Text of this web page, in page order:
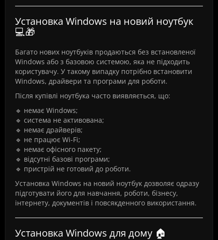
Установка Windows на новий ноутбук
💻🎁
Багато нових ноутбуків продаються без встановленої
Windows або з базовою системою, яка не підходить
користувачу. У такому випадку потрібно встановити
Windows, драйвери та програми для роботи.
Після купівлі ноутбука часто виявляється, що:
🔹 немає Windows;
🔹 система не активована;
🔹 немає драйверів;
🔹 не працює Wi-Fi;
🔹 немає офісного пакету;
🔹 відсутні базові програми;
🔹 пристрій не готовий до роботи.
Установка Windows на новий ноутбук дозволяє одразу
підготувати його для навчання, роботи, бізнесу,
інтернету, документів і повсякденного використання.
Установка Windows для дому 🏠